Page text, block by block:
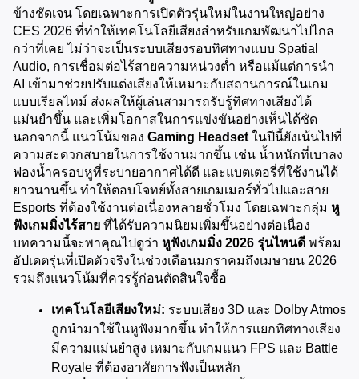
ข้างชัดเจน โดยเฉพาะการเปิดตัวรุ่นใหม่ในงานใหญ่อย่าง
CES 2026 ที่ทำให้เทคโนโลยีเสียงสำหรับเกมพัฒนาไปไกล
กว่าที่เคย ไม่ว่าจะเป็นระบบเสียงรอบทิศทางแบบ Spatial
Audio, การเชื่อมต่อไร้สายความหน่วงต่ำ หรือแม้แต่การนำ
AI เข้ามาช่วยปรับแต่งเสียงให้เหมาะกับสถานการณ์ในเกม
แบบเรียลไทม์ ส่งผลให้ผู้เล่นสามารถรับรู้ทิศทางเสียงได้
แม่นยำขึ้น และเพิ่มโอกาสในการแข่งขันอย่างเห็นได้ชัด
นอกจากนี้ แนวโน้มของ Gaming Headset ในปีนี้ยังเน้นไปที่
ความสะดวกสบายในการใช้งานมากขึ้น เช่น น้ำหนักที่เบาลง
ฟองน้ำครอบหูที่ระบายอากาศได้ดี และแบตเตอรี่ที่ใช้งานได้
ยาวนานขึ้น ทำให้ตอบโจทย์ทั้งสายเกมเมอร์ทั่วไปและสาย
Esports ที่ต้องใช้งานต่อเนื่องหลายชั่วโมง โดยเฉพาะกลุ่ม หู
ฟังเกมมิ่งไร้สาย ที่ได้รับความนิยมเพิ่มขึ้นอย่างต่อเนื่อง
บทความนี้จะพาคุณไปดูว่า หูฟังเกมมิ่ง 2026 รุ่นไหนดี พร้อม
อัปเดตรุ่นที่เปิดตัวจริงในช่วงเดือนมกราคมถึงเมษายน 2026
รวมถึงแนวโน้มที่ควรรู้ก่อนตัดสินใจซื้อ
เทคโนโลยีเสียงใหม่: ระบบเสียง 3D และ Dolby Atmos
ถูกนำมาใช้ในหูฟังมากขึ้น ทำให้การแยกทิศทางเสียง
มีความแม่นยำสูง เหมาะกับเกมแนว FPS และ Battle
Royale ที่ต้องอาศัยการฟังเป็นหลัก